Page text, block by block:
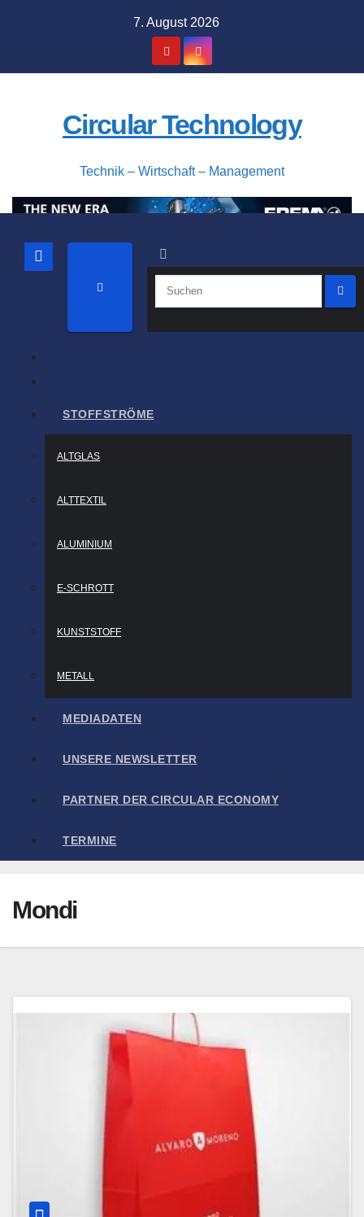
7. August 2026
Circular Technology
Technik – Wirtschaft – Management
STOFFSTRÖME
ALTGLAS
ALTTEXTIL
ALUMINIUM
E-SCHROTT
KUNSTSTOFF
METALL
MEDIADATEN
UNSERE NEWSLETTER
PARTNER DER CIRCULAR ECONOMY
TERMINE
Mondi